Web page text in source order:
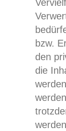
bzw.
den
die